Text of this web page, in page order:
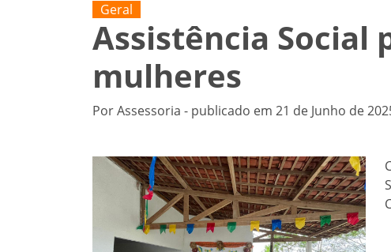
Geral
Assistência Social
mulheres
Por Assessoria - publicado em 21 de Junho de